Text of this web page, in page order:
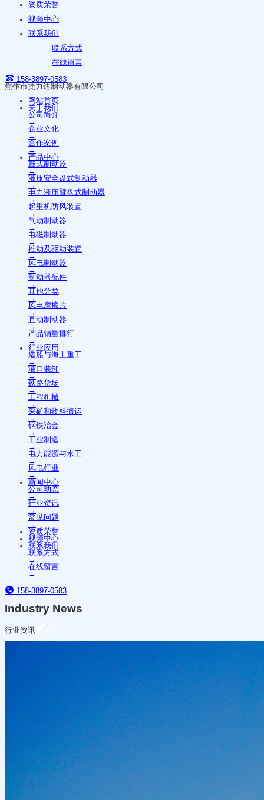
资质荣誉
视频中心
联系我们
联系方式
在线留言
158-3897-0583
焦作市捷力达制动器有限公司
网站首页
关于我们
公司简介
→
企业文化
→
合作案例
→
产品中心
鼓式制动器
→
液压安全盘式制动器
→
电力液压臂盘式制动器
→
起重机防风装置
→
气动制动器
→
电磁制动器
→
推动及驱动装置
→
风电制动器
→
制动器配件
→
其他分类
→
风电摩擦片
→
直动制动器
→
产品销量排行
→
行业应用
造船与海上重工
→
港口装卸
→
铁路货场
→
工程机械
→
采矿和物料搬运
→
钢铁冶金
→
工业制造
→
电力能源与水工
→
风电行业
→
新闻中心
公司动态
→
行业资讯
→
常见问题
→
资质荣誉
视频中心
联系我们
联系方式
→
在线留言
→
158-3897-0583
Industry News
行业资讯